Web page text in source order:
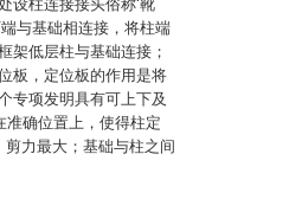
设柱连接接头俗称‘靴
与基础相连接，将柱端
架低层柱与基础连接；
板，定位板的作用是将
专项发明具有可上下及
准确位置上，使得柱定
力最大；基础与柱之间